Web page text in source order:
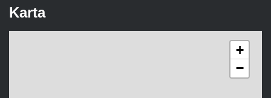
Karta
+
−